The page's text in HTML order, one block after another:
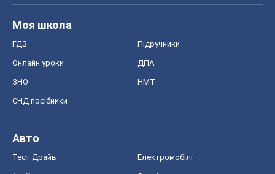
Моя школа
ГДЗ Підручники
Онлайн уроки ДПА
ЗНО НМТ
СНД посібники
Авто
Тест Драйв Електромобілі